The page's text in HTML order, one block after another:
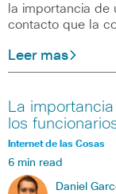
la importancia de
contacto que la
Leer mas
La
los
Internet de las Cosas
6 min read
Daniel